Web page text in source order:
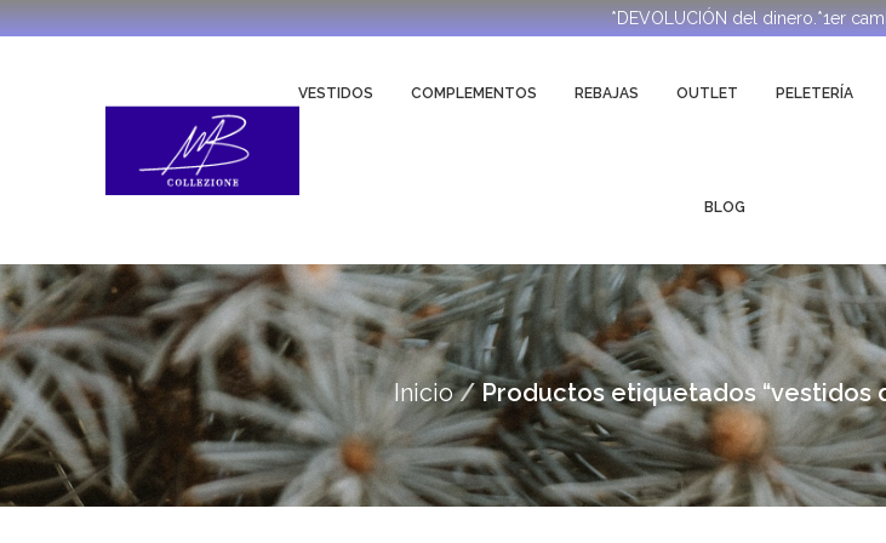
*DEVOLUCIÓN del dinero.*1er
VESTIDOS COMPLEMENTOS REBAJAS OUTLET PELETERÍA
BLOG
Inicio Productos etiquetados “vestidos